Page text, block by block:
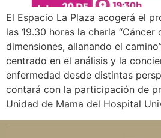
El Espacio La Plaza acogerá el
las 19.30 horas la charla “Cáncer
dimensiones, allanando el
centrado en el análisis y la
enfermedad desde distintas
contará con la participación de
Unidad de Mama del Hospital